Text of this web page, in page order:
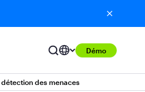
Démo
des menaces